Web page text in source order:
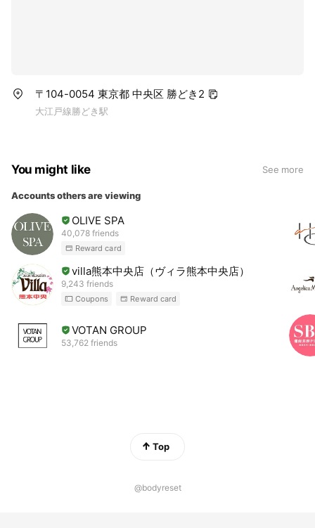
〒104-0054 東京都 中央区 勝どき2
大江戸線勝どき駅
You might like See more
Accounts others are viewing
OLIVE SPA
40,078 friends
Reward card
villa熊本中央店（ヴィラ熊本中央店）
9,243 friends
Coupons Reward card
VOTAN GROUP
53,762 friends
Top
@bodyreset